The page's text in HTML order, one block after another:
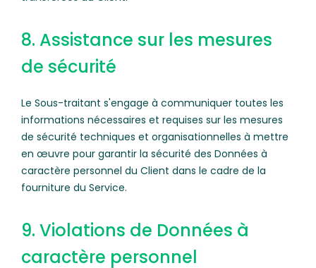
8. Assistance sur les mesures
de sécurité
Le Sous-traitant s'engage à communiquer toutes les
informations nécessaires et requises sur les mesures
de sécurité techniques et organisationnelles à mettre
en œuvre pour garantir la sécurité des Données à
caractère personnel du Client dans le cadre de la
fourniture du Service.
9. Violations de Données à
caractère personnel